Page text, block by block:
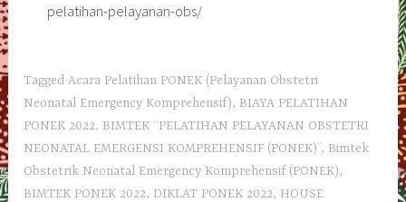
pelatihan-pelayanan-obs/
TaggedAcara Pelatihan PONEK (Pelayanan Obstetri
Neonatal Emergency Komprehensif), BIAYA PELATIHAN
PONEK 2022, BIMTEK “PELATIHAN PELAYANAN OBSTETRI
NEONATAL EMERGENSI KOMPREHENSIF (PONEK)”, Bimtek
Obstetrik Neonatal Emergency Komprehensif (PONEK),
BIMTEK PONEK 2022,DIKLAT PONEK 2022, HOUSE